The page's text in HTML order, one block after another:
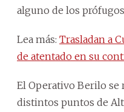
alguno de los prófugos
Lea más: Trasladan a
de atentado en su
El Operativo Berilo se
distintos puntos de